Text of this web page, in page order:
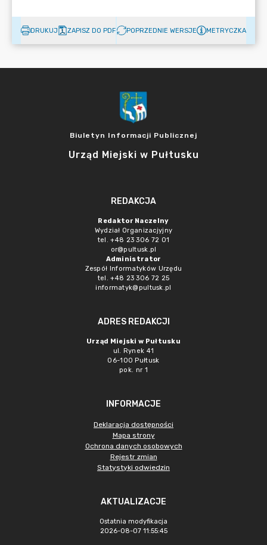
DRUKUJ ZAPISZ DO PDF POPRZEDNIE WERSJE METRYCZKA
Biuletyn Informacji Publicznej
Urząd Miejski w Pułtusku
REDAKCJA
Redaktor Naczelny
Wydział Organizacjyjny
tel. +48 23 306 72 01
or@pultusk.pl
Administrator
Zespół Informatyków Urzędu
tel. +48 23 306 72 25
informatyk@pultusk.pl
ADRES REDAKCJI
Urząd Miejski w Pułtusku
ul. Rynek 41
06-100 Pułtusk
pok. nr 1
INFORMACJE
Deklaracja dostępności
Mapa strony
Ochrona danych osobowych
Rejestr zmian
Statystyki odwiedzin
AKTUALIZACJE
Ostatnia modyfikacja
2026-08-07 11:55:45